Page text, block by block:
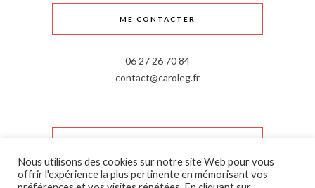
ME CONTACTER
06 27 26 70 84
contact@caroleg.fr
Mentions légales
Nous utilisons des cookies sur notre site Web pour vous
offrir l'expérience la plus pertinente en mémorisant vos